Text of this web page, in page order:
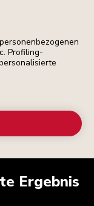
Profiling-
Ergebnis